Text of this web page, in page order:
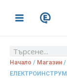
MENU
Search
Начало / Магазин /